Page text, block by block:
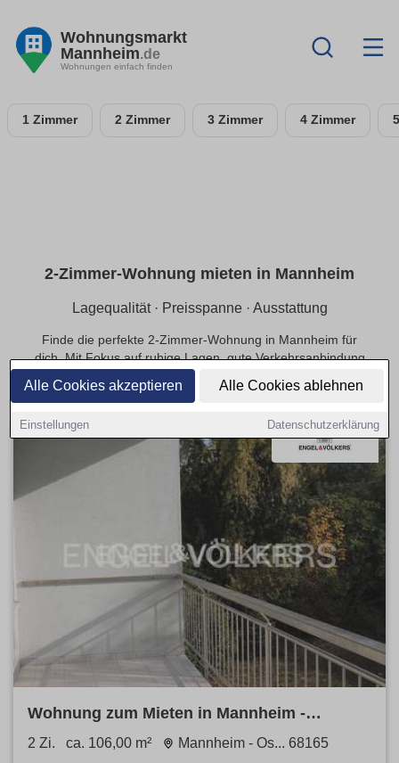
Alle Cookies akzeptieren Alle Cookies ablehnen
Einstellungen Datenschutzerklärung
Wohnungsmarkt
Mannheim.de
Wohnungen einfach finden
1 Zimmer 2 Zimmer 3 Zimmer 4 Zimmer
2-Zimmer-Wohnung mieten in Mannheim
Lagequalität · Preisspanne · Ausstattung
Finde die perfekte 2-Zimmer-Wohnung in Mannheim für
dich. Mit Fokus auf ruhige Lagen, gute Verkehrsanbindung
und einer passenden Preisspanne.
Wohnung zum Mieten in Mannheim -
Oststadt 1.270 € 106 m²
2 Zi. ca. 106,00 m² Mannheim - Os... 68165